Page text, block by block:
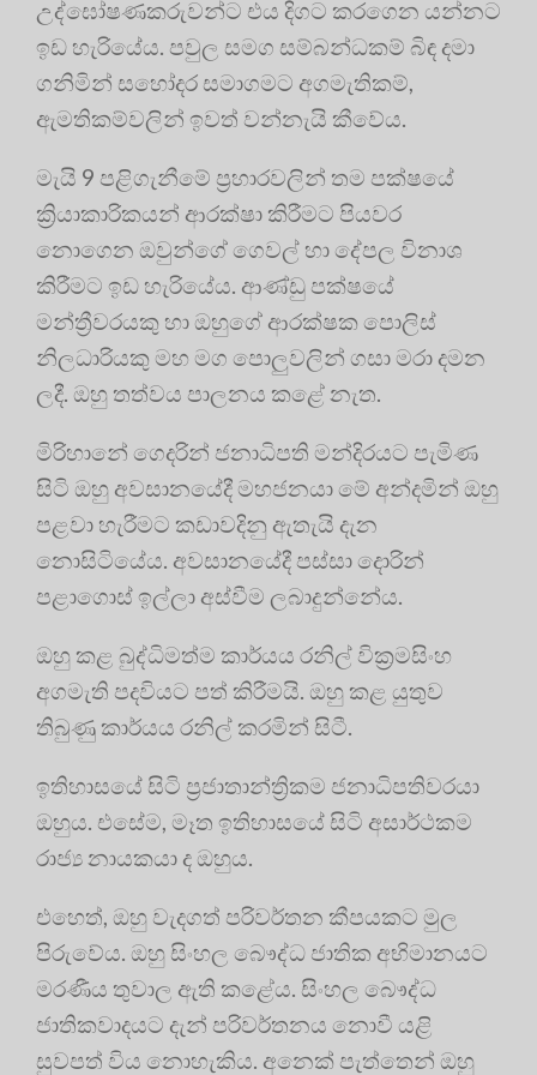
උද්ඝෝෂණකරුවන්ට එය දිගට කරගෙන යන්නට
ඉඩ හැරියේය. පවුල සමග සම්බන්ධකම් බිඳ දමා
ගනිමින් සහෝදර සමාගමට අගමැතිකම්,
ඇමතිකම්වලින් ඉවත් වන්නැයි කීවේය.
මැයි 9 පළිගැනීමේ ප්‍රහාරවලින් තම පක්ෂයේ
ක්‍රියාකාරිකයන් ආරක්ෂා කිරීමට පියවර
නොගෙන ඔවුන්ගේ ගෙවල් හා දේපල විනාශ
කිරීමට ඉඩ හැරියේය. ආණ්ඩු පක්ෂයේ
මන්ත්‍රීවරයකු හා ඔහුගේ ආරක්ෂක පොලිස්
නිලධාරියකු මහ මග පොලුවලින් ගසා මරා දමන
ලදී. ඔහු තත්වය පාලනය කළේ නැත.
මිරිහානේ ගෙදරින් ජනාධිපති මන්දිරයට පැමිණ
සිටි ඔහු අවසානයේදී මහජනයා මේ අන්දමින් ඔහු
පළවා හැරීමට කඩාවදිනු ඇතැයි දැන
නොසිටියේය. අවසානයේදී පස්සා දොරින්
පළාගොස් ඉල්ලා අස්වීම ලබාදුන්නේය.
ඔහු කළ බුද්ධිමත්ම කාර්යය රනිල් වික්‍රමසිංහ
අගමැති පදවියට පත් කිරීමයි. ඔහු කළ යුතුව
තිබුණු කාර්යය රනිල් කරමින් සිටී.
ඉතිහාසයේ සිටි ප්‍රජාතාන්ත්‍රිකම ජනාධිපතිවරයා
ඔහුය. එසේම, මෑත ඉතිහාසයේ සිටි අසාර්ථකම
රාජ්‍ය නායකයා ද ඔහුය.
එහෙත්, ඔහු වැදගත් පරිවර්තන කීපයකට මුල
පිරුවේය. ඔහු සිංහල බෞද්ධ ජාතික අභිමානයට
මරණීය තුවාල ඇති කළේය. සිංහල බෞද්ධ
ජාතිකවාදයට දැන් පරිවර්තනය නොවී යළි
සුවපත් විය නොහැකිය. අනෙක් පැත්තෙන් ඔහු